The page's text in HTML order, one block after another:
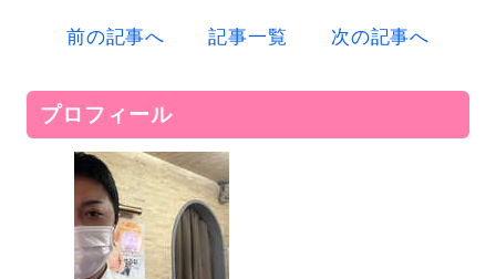
電話
0120-367-294
メール
s-hanabi@docomo.ne.jp
プロフィール
前の記事へ 記事一覧 次の記事へ